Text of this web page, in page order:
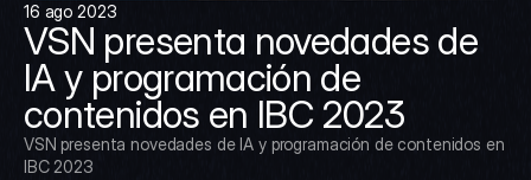
16 ago 2023
VSN presenta novedades de
IA y programación de
contenidos en IBC 2023
VSN presenta novedades de IA y programación de contenidos en
IBC 2023